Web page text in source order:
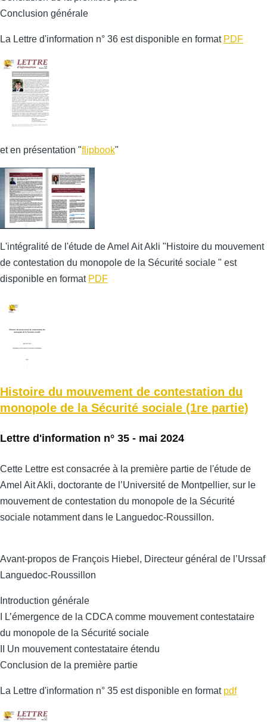
Conclusion générale
La Lettre d'information n° 36 est disponible en format PDF
et en présentation "flipbook"
L'intégralité de l'étude de Amel Ait Akli "Histoire du mouvement
de contestation du monopole de la Sécurité sociale " est
disponible en format PDF
Histoire du mouvement de contestation du
monopole de la Sécurité sociale (1re partie)
Lettre d'information n° 35 - mai 2024
Cette Lettre est consacrée à la première partie de l'étude de
Amel Ait Akli, doctorante de l’Université de Montpellier, sur le
mouvement de contestation du monopole de la Sécurité
sociale notamment dans le Languedoc-Roussillon.
Avant-propos de François Hiebel, Directeur général de l’Urssaf
Languedoc-Roussillon
Introduction générale
I L’émergence de la CDCA comme mouvement contestataire
du monopole de la Sécurité sociale
II Un mouvement contestataire étendu
Conclusion de la première partie
La Lettre d'information n° 35 est disponible en format pdf